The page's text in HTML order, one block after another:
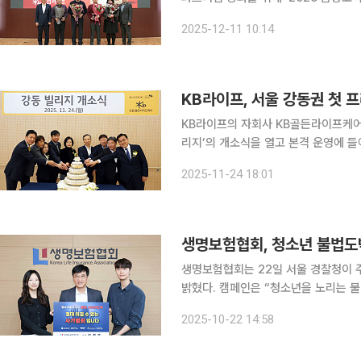
방과 내부통제 강화는 업계 전반의 핵
2025-12-11 10:14
KB라이프, 서울 강동권 첫
KB라이프의 자회사 KB골든라이프케
리지’의 개소식을 열고 본격 운영에 들어갔다. 이번 개소로 KB골든라이프케어는
엄 요양시설로, KB골든라이프케어가
2025-11-24 18:01
생명보험협회, 청소년 불법
생명보험협회는 22일 서울 경찰청이
밝혔다. 캠페인은 “청소년을 노리는 불법 사이버 도박, 절대 이길 수 없는 사기범죄입니다”라는 슬
진행되는 범국민적 캠페인으로, 김철
2025-10-22 14:58